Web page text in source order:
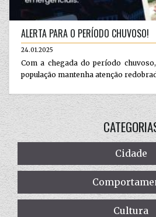
ALERTA PARA O PERÍODO CHUVOSO!
24.01.2025
Com a chegada do período
população mantenha atenção
Cidade
Cultura